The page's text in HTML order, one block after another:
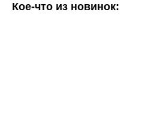
Кое-что из новинок: